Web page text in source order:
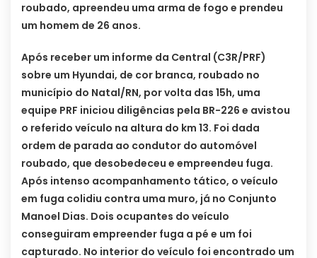
roubado, apreendeu uma arma de fogo e prendeu
um homem de 26 anos.
Após receber um informe da Central (C3R/PRF)
sobre um Hyundai, de cor branca, roubado no
município do Natal/RN, por volta das 15h, uma
equipe PRF iniciou diligências pela BR-226 e avistou
o referido veículo na altura do km 13. Foi dada
ordem de parada ao condutor do automóvel
roubado, que desobedeceu e empreendeu fuga.
Após intenso acompanhamento tático, o veículo
em fuga colidiu contra uma muro, já no Conjunto
Manoel Dias. Dois ocupantes do veículo
conseguiram empreender fuga a pé e um foi
capturado. No interior do veículo foi encontrado um